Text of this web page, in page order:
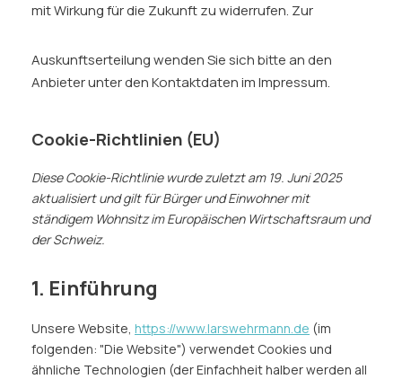
mit Wirkung für die Zukunft zu widerrufen. Zur
Auskunftserteilung wenden Sie sich bitte an den
Anbieter unter den Kontaktdaten im Impressum.
Cookie-Richtlinien (EU)
Diese Cookie-Richtlinie wurde zuletzt am 19. Juni 2025
aktualisiert und gilt für Bürger und Einwohner mit
ständigem Wohnsitz im Europäischen Wirtschaftsraum und
der Schweiz.
1. Einführung
Unsere Website, https://www.larswehrmann.de (im
folgenden: "Die Website") verwendet Cookies und
ähnliche Technologien (der Einfachheit halber werden all